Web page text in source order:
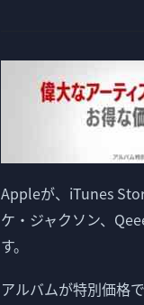
Appleが、iTunes
ケ・ジャクソン、
す。
アルバムが特別価格